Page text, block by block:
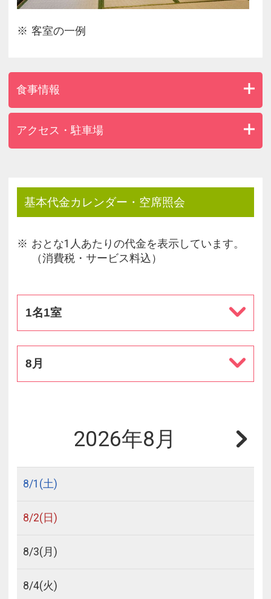
利です。
・ハーモニーランド…当ホテルより車で50分
・両子寺＆文殊仙寺まで車で30分。
客室の一例
食事情報
アクセス・駐車場
基本代金カレンダー・空席照会
おとな1人あたりの代金を表示しています。
（消費税・サービス料込）
1名1室
8月
2026年8月
8/1 (土)
8/2(日)
8/3(月)
8/4(火)